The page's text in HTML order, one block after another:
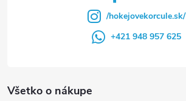
Všetko o nákupe
/hokejovekorcule.sk/
+421 948 957 625